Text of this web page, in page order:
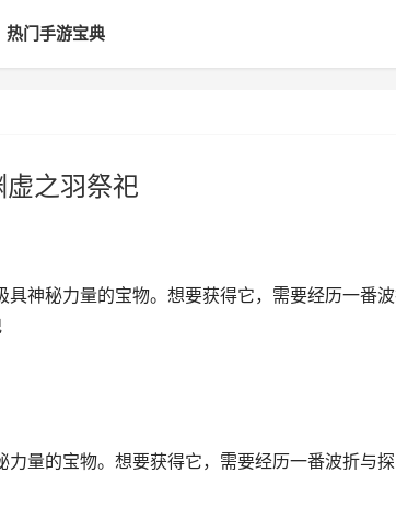
热门手游宝典
之羽祭祀
神秘力量的宝物。想要获得它，需要经历一番
量的宝物。想要获得它，需要经历一番波折与探